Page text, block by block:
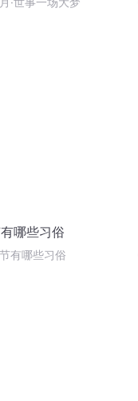
哪些习俗
有哪些习俗